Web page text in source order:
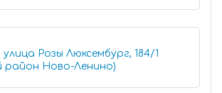
Розы Люксембург, 184/1
район Ново-Ленино)